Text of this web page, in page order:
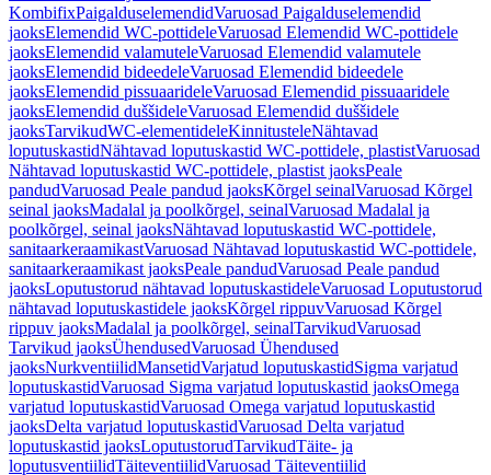
KombifixPaigalduselemendidVaruosad Paigalduselemendid
jaoksElemendid WC-pottideleVaruosad Elemendid WC-pottidele
jaoksElemendid valamuteleVaruosad Elemendid valamutele
jaoksElemendid bideedeleVaruosad Elemendid bideedele
jaoksElemendid pissuaarideleVaruosad Elemendid pissuaaridele
jaoksElemendid duššideleVaruosad Elemendid duššidele
jaoksTarvikudWC-elementideleKinnitusteleNähtavad
loputuskastidNähtavad loputuskastid WC-pottidele, plastistVaruosad
Nähtavad loputuskastid WC-pottidele, plastist jaoksPeale
pandudVaruosad Peale pandud jaoksKõrgel seinalVaruosad Kõrgel
seinal jaoksMadalal ja poolkõrgel, seinalVaruosad Madalal ja
poolkõrgel, seinal jaoksNähtavad loputuskastid WC-pottidele,
sanitaarkeraamikastVaruosad Nähtavad loputuskastid WC-pottidele,
sanitaarkeraamikast jaoksPeale pandudVaruosad Peale pandud
jaoksLoputustorud nähtavad loputuskastideleVaruosad Loputustorud
nähtavad loputuskastidele jaoksKõrgel rippuvVaruosad Kõrgel
rippuv jaoksMadalal ja poolkõrgel, seinalTarvikudVaruosad
Tarvikud jaoksÜhendusedVaruosad Ühendused
jaoksNurkventiilidMansetidVarjatud loputuskastidSigma varjatud
loputuskastidVaruosad Sigma varjatud loputuskastid jaoksOmega
varjatud loputuskastidVaruosad Omega varjatud loputuskastid
jaoksDelta varjatud loputuskastidVaruosad Delta varjatud
loputuskastid jaoksLoputustorudTarvikudTäite- ja
loputusventiilidTäiteventiilidVaruosad Täiteventiilid